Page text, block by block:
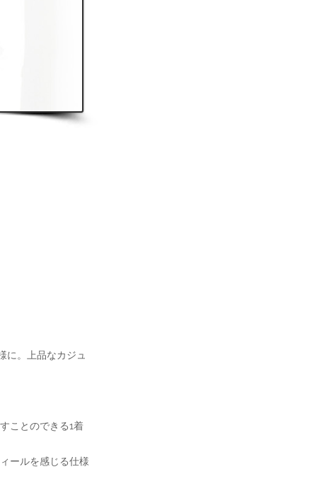
に。上品なカジュ
ことのできる1着
ールを感じる仕様